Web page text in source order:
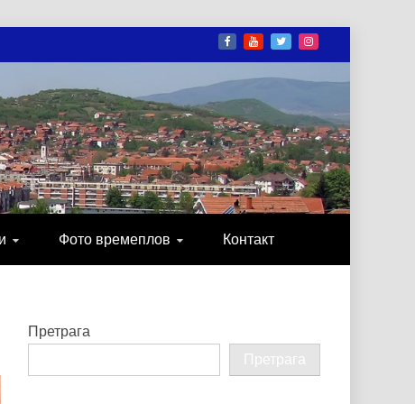
ЗАБАВА…
Фото времеплов Контакт
Претрага
Претрага